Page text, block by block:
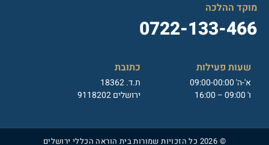
מוקד ההלכה
0722-133-466
שעות פעילות
א'-ה' 09:00-00:00
ו' 09:00 – 16:00
כתובת
ת.ד. 18362
ירושלים 9118202
© 2026 כל הזכויות שמורות בית הוראה הכללי ירושלים